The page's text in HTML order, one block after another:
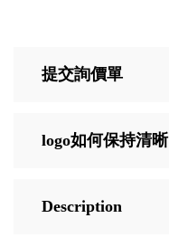
提交詢價單
logo如何保持清晰
Description